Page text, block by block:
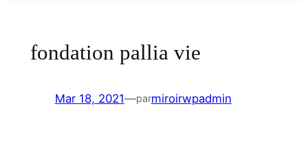
fondation pallia vie
Mar 18, 2021—parmiroirwpadmin